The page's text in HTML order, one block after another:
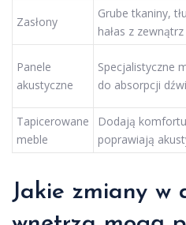
Zasłony
Grube tkaniny,
hałas z zewnątrz
Panele
akustyczne
Specjalistyczne
do absorpcji
Tapicerowane
meble
Dodają
poprawiają
Jakie zmiany w